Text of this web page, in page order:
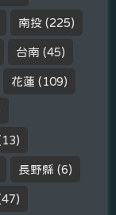
南投 (225)
台南 (45)
花蓮 (109)
長野縣 (6)